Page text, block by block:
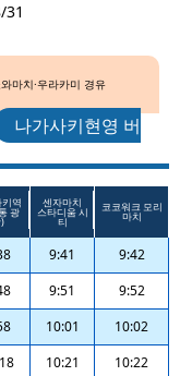
마치·우라카미 경유
나가사키현영 버
역
광
센자마치
스타디움 시
티
코코워크 모리
마치
9:41
9:42
9:51
9:52
10:01
10:02
10:21
10:22